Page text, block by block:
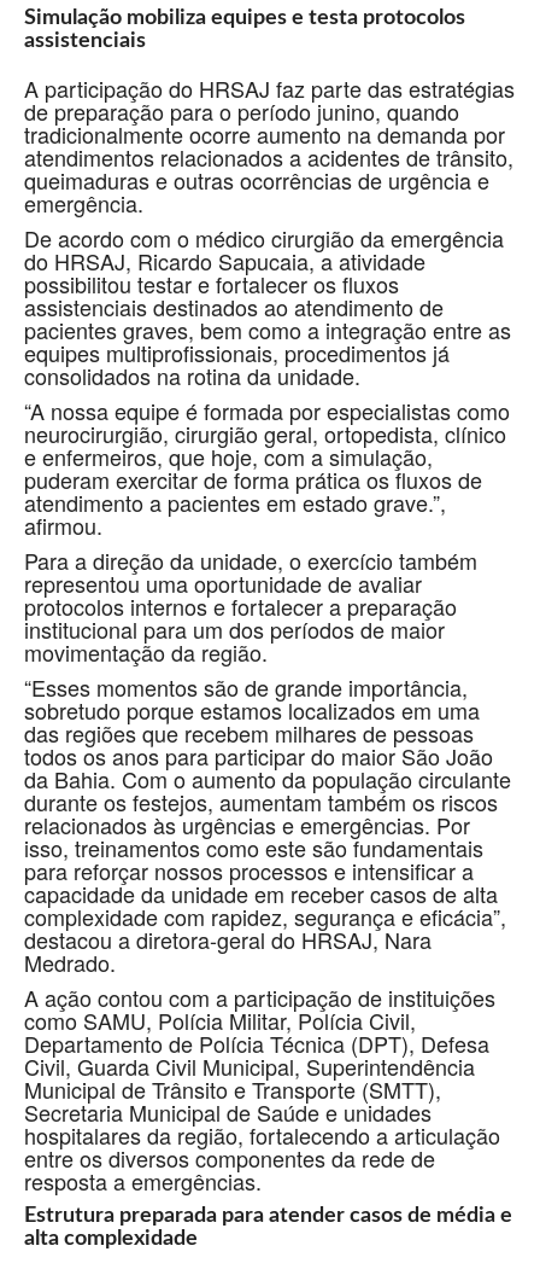
Simulação mobiliza equipes e testa protocolos
assistenciais
A participação do HRSAJ faz parte das estratégias
de preparação para o período junino, quando
tradicionalmente ocorre aumento na demanda por
atendimentos relacionados a acidentes de trânsito,
queimaduras e outras ocorrências de urgência e
emergência.
De acordo com o médico cirurgião da emergência
do HRSAJ, Ricardo Sapucaia, a atividade
possibilitou testar e fortalecer os fluxos
assistenciais destinados ao atendimento de
pacientes graves, bem como a integração entre as
equipes multiprofissionais, procedimentos já
consolidados na rotina da unidade.
“A nossa equipe é formada por especialistas como
neurocirurgião, cirurgião geral, ortopedista, clínico
e enfermeiros, que hoje, com a simulação,
puderam exercitar de forma prática os fluxos de
atendimento a pacientes em estado grave.”,
afirmou.
Para a direção da unidade, o exercício também
representou uma oportunidade de avaliar
protocolos internos e fortalecer a preparação
institucional para um dos períodos de maior
movimentação da região.
“Esses momentos são de grande importância,
sobretudo porque estamos localizados em uma
das regiões que recebem milhares de pessoas
todos os anos para participar do maior São João
da Bahia. Com o aumento da população circulante
durante os festejos, aumentam também os riscos
relacionados às urgências e emergências. Por
isso, treinamentos como este são fundamentais
para reforçar nossos processos e intensificar a
capacidade da unidade em receber casos de alta
complexidade com rapidez, segurança e eficácia”,
destacou a diretora-geral do HRSAJ, Nara
Medrado.
A ação contou com a participação de instituições
como SAMU, Polícia Militar, Polícia Civil,
Departamento de Polícia Técnica (DPT), Defesa
Civil, Guarda Civil Municipal, Superintendência
Municipal de Trânsito e Transporte (SMTT),
Secretaria Municipal de Saúde e unidades
hospitalares da região, fortalecendo a articulação
entre os diversos componentes da rede de
resposta a emergências.
Estrutura preparada para atender casos de média e
alta complexidade